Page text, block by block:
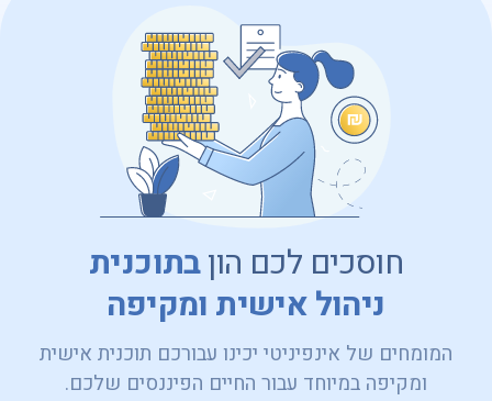
חוסכים לכם הוןבתוכנית
ניהול אישית ומקיפה
המומחים של אינפיניטי יכינו עבורכם תוכנית אישית
ומקיפה במיוחד עבור החיים הפיננסים שלכם.